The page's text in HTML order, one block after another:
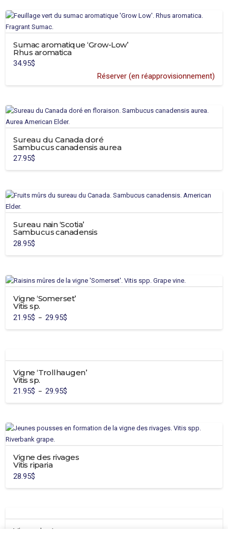
Sumac aromatique ‘Grow-Low’
Rhus aromatica
34.95$
Réserver (en réapprovisionnement)
Sureau du Canada doré
Sambucus canadensis aurea
27.95$
Sureau nain ‘Scotia’
Sambucus canadensis
28.95$
Vigne ‘Somerset’
Vitis sp.
21.95$ – 29.95$
prix :
plusieurs
variations.
Les
options
peuvent
choisies
sur
page
du
Vigne ‘Trollhaugen’
Vitis sp.
21.95$ – 29.95$
prix :
a
plusieurs
variations.
Les
options
peuvent
être
Vigne des rivages
Vitis riparia
28.95$
Viorne lentago